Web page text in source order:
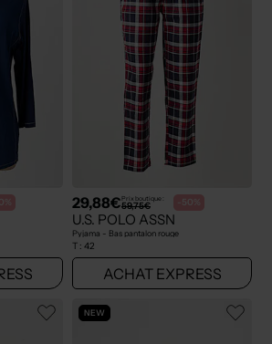
29,88€Prix boutique :
59,75€ -50%
U.S. POLO ASSN
Pyjama - Bas pantalon rouge
T : 42
ACHAT EXPRESS
NEW